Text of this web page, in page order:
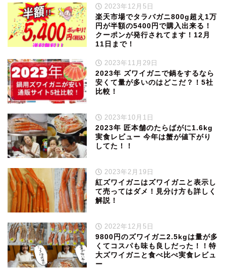
2023年12月5日
楽天市場でタラバガニ800g超え1万
円が半額の5400円で購入出来る！
クーポンが発行されてます！12月
11日まで！
2023年11月29日
2023年 ズワイガニで鍋をするなら
安くて量が多いのはどこだ？！5社
比較！
2023年10月1日
2023年 匠本舗のたらばがに1.6kg
実食レビュー 今年は蟹が値下がり
してた！！
2023年2月19日
紅ズワイガニはズワイガニと表示し
て売ってはダメ！見分け方も詳しく
解説！
2022年12月5日
9800円のズワイガニ2.5kgは量が多
くてコスパも味も良しだった！！特
大ズワイガニと食べ比べ実食レビュ
ー